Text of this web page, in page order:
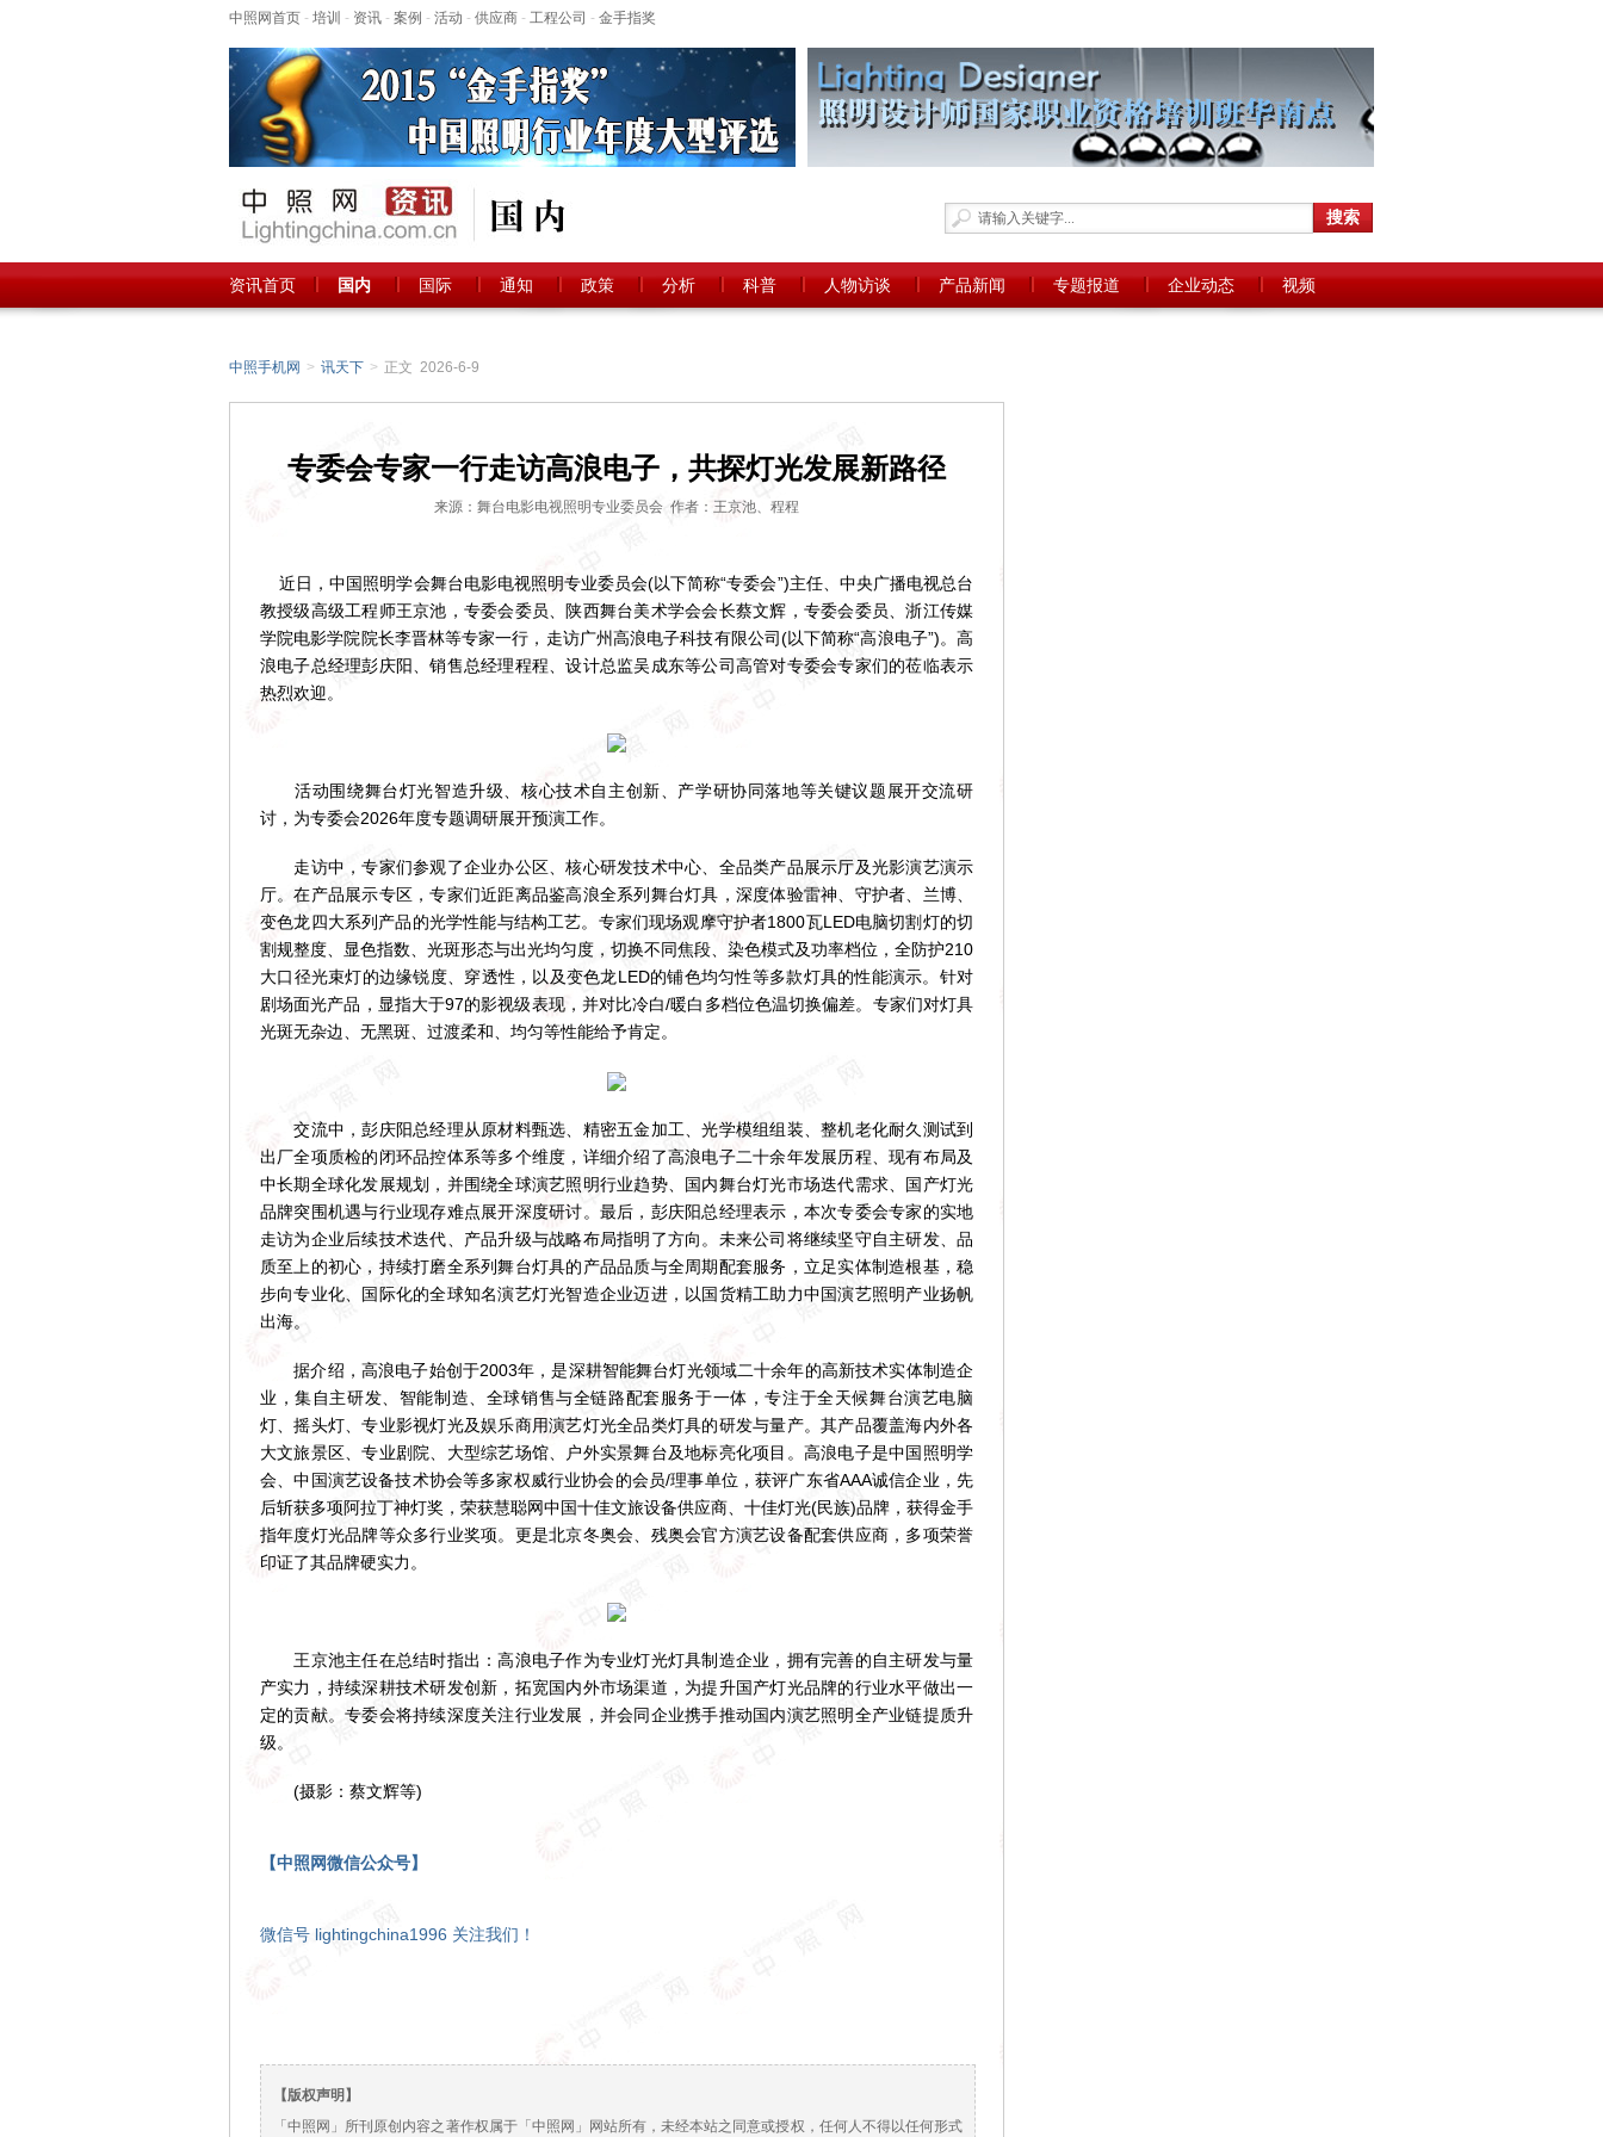
中照网首页 - 培训 - 资讯 - 案例 - 活动 - 供应商 - 工程公司 - 金手指奖
资讯首页 国内 国际 通知 政策 分析 科普 人物访谈 产品新闻 专题报道 企业动态 视频
中照手机网 > 讯天下 > 正文 2026-6-9
专委会专家一行走访高浪电子，共探灯光发展新路径
来源：舞台电影电视照明专业委员会 作者：王京池、程程
近日，中国照明学会舞台电影电视照明专业委员会(以下简称“专委会”)主任、中央广播电视总台
教授级高级工程师王京池，专委会委员、陕西舞台美术学会会长蔡文辉，专委会委员、浙江传媒
学院电影学院院长李晋林等专家一行，走访广州高浪电子科技有限公司(以下简称“高浪电子”)。高
浪电子总经理彭庆阳、销售总经理程程、设计总监吴成东等公司高管对专委会专家们的莅临表示
热烈欢迎。
活动围绕舞台灯光智造升级、核心技术自主创新、产学研协同落地等关键议题展开交流研
讨，为专委会2026年度专题调研展开预演工作。
走访中，专家们参观了企业办公区、核心研发技术中心、全品类产品展示厅及光影演艺演示
厅。在产品展示专区，专家们近距离品鉴高浪全系列舞台灯具，深度体验雷神、守护者、兰博、
变色龙四大系列产品的光学性能与结构工艺。专家们现场观摩守护者1800瓦LED电脑切割灯的切
割规整度、显色指数、光斑形态与出光均匀度，切换不同焦段、染色模式及功率档位，全防护210
大口径光束灯的边缘锐度、穿透性，以及变色龙LED的铺色均匀性等多款灯具的性能演示。针对
剧场面光产品，显指大于97的影视级表现，并对比冷白/暖白多档位色温切换偏差。专家们对灯具
光斑无杂边、无黑斑、过渡柔和、均匀等性能给予肯定。
交流中，彭庆阳总经理从原材料甄选、精密五金加工、光学模组组装、整机老化耐久测试到
出厂全项质检的闭环品控体系等多个维度，详细介绍了高浪电子二十余年发展历程、现有布局及
中长期全球化发展规划，并围绕全球演艺照明行业趋势、国内舞台灯光市场迭代需求、国产灯光
品牌突围机遇与行业现存难点展开深度研讨。最后，彭庆阳总经理表示，本次专委会专家的实地
走访为企业后续技术迭代、产品升级与战略布局指明了方向。未来公司将继续坚守自主研发、品
质至上的初心，持续打磨全系列舞台灯具的产品品质与全周期配套服务，立足实体制造根基，稳
步向专业化、国际化的全球知名演艺灯光智造企业迈进，以国货精工助力中国演艺照明产业扬帆
出海。
据介绍，高浪电子始创于2003年，是深耕智能舞台灯光领域二十余年的高新技术实体制造企
业，集自主研发、智能制造、全球销售与全链路配套服务于一体，专注于全天候舞台演艺电脑
灯、摇头灯、专业影视灯光及娱乐商用演艺灯光全品类灯具的研发与量产。其产品覆盖海内外各
大文旅景区、专业剧院、大型综艺场馆、户外实景舞台及地标亮化项目。高浪电子是中国照明学
会、中国演艺设备技术协会等多家权威行业协会的会员/理事单位，获评广东省AAA诚信企业，先
后斩获多项阿拉丁神灯奖，荣获慧聪网中国十佳文旅设备供应商、十佳灯光(民族)品牌，获得金手
指年度灯光品牌等众多行业奖项。更是北京冬奥会、残奥会官方演艺设备配套供应商，多项荣誉
印证了其品牌硬实力。
王京池主任在总结时指出：高浪电子作为专业灯光灯具制造企业，拥有完善的自主研发与量
产实力，持续深耕技术研发创新，拓宽国内外市场渠道，为提升国产灯光品牌的行业水平做出一
定的贡献。专委会将持续深度关注行业发展，并会同企业携手推动国内演艺照明全产业链提质升
级。
(摄影：蔡文辉等)
【中照网微信公众号】
微信号 lightingchina1996 关注我们！
【版权声明】
「中照网」所刊原创内容之著作权属于「中照网」网站所有，未经本站之同意或授权，任何人不得以任何形式